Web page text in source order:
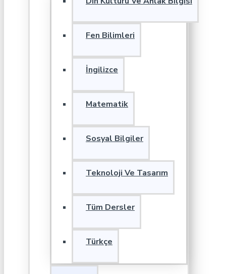
Fen Bilimleri
İngilizce
Matematik
Sosyal Bilgiler
Teknoloji Ve Tasarım
Tüm Dersler
Türkçe